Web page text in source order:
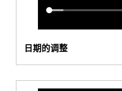
日期的调整